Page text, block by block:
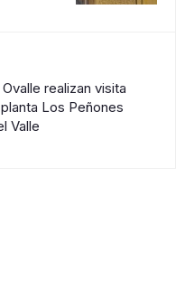
realizan visita
Los Peñones
Valle